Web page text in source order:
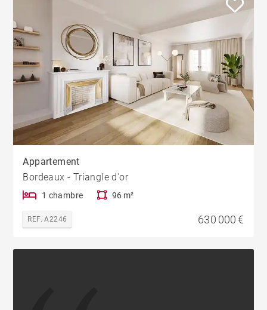
Appartement
Bordeaux - Triangle d'or
1 chambre 96 m²
REF. A2246 630 000 €